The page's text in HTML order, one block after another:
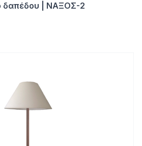
δαπέδου | ΝΑΞΟΣ-2